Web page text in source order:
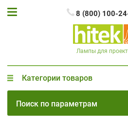
8 (800) 100-
Лампы для
Категории товаров
Поиск по параметрам